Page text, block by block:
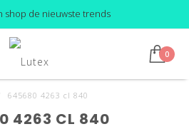
shop de nieuwste trends
0
645680 4263 cl 840
4263 CL 840